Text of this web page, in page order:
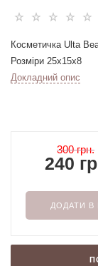
Косметичка Ulta
Розміри 25х15х8
Докладний опис
300 грн.
240
ДОДАТИ В